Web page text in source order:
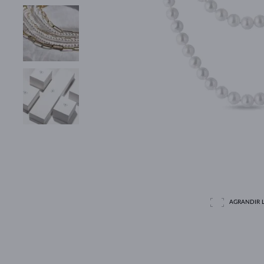
AGRANDIR